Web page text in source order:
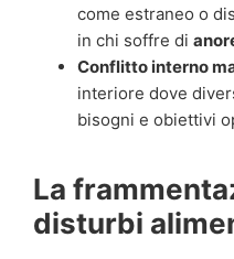
come estraneo o
in chi soffre di
Conflitto interno
interiore dove
bisogni e obiettivi
La
disturbi